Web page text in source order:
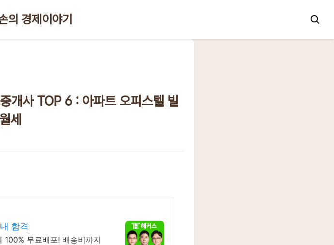
의 경제이야기
개사 TOP 6 : 아파트 오피스텔 빌
세
합격
무료배포! 배송비까지